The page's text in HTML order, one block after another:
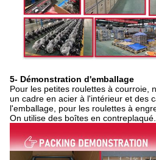
5- Démonstration d'emballage
Pour les petites roulettes à courroie,
un cadre en acier à l'intérieur et des
l'emballage, pour les roulettes à
On utilise des boîtes en contreplaqué.